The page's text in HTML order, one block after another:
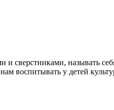
сверстниками, называть
воспитывать у детей